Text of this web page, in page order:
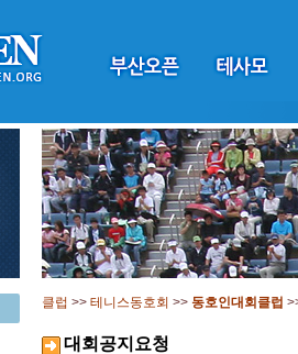
클럽 >> 테니스동호회 >> 동호인대회클럽
대회공지요청